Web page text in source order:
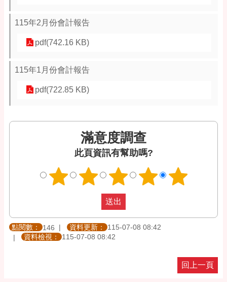
115年2月份會計報告
pdf(742.16 KB)
115年1月份會計報告
pdf(722.85 KB)
滿意度調查
此頁資訊有幫助嗎?
點閱數： 146 資料更新：
115-07-08 08:42
資料檢視：
115-07-08 08:42
回上一頁